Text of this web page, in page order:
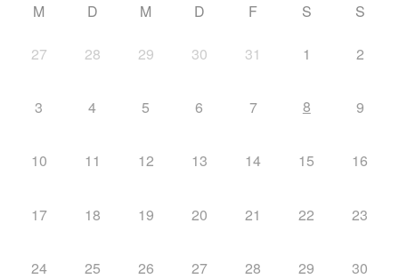
M D M D F S S
27 28 29 30 31 1 2
3 4 5 6 7 8 9
10 11 12 13 14 15 16
17 18 19 20 21 22 23
24 25 26 27 28 29 30